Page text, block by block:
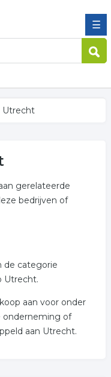
☰
Utrecht
gerelateerde
bedrijven of
de categorie
Utrecht.
aan voor onder
onderneming of
aan Utrecht.